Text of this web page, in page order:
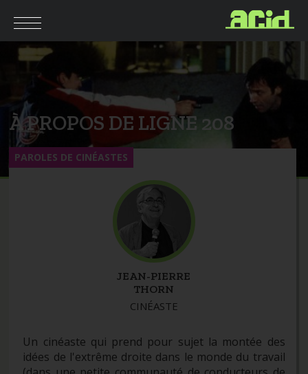
À PROPOS DE LIGNE 208
JEAN-PIERRE
THORN
CINÉASTE
Un cinéaste qui prend pour sujet la montée des
idées de l'extrême droite dans le monde du travail
PAROLES DE CINÉASTES